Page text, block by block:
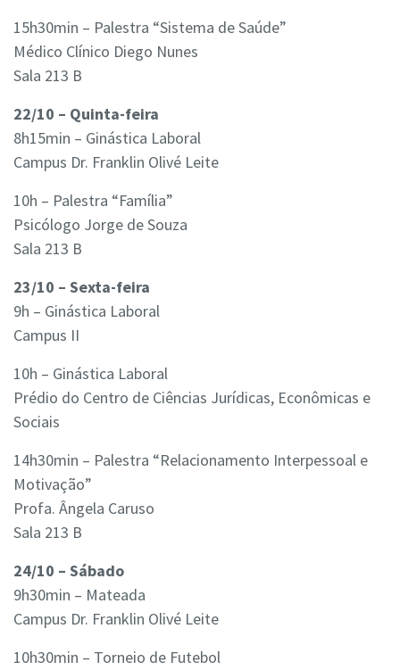
15h30min – Palestra “Sistema de Saúde”
Médico Clínico Diego Nunes
Sala 213 B
22/10 – Quinta-feira
8h15min – Ginástica Laboral
Campus Dr. Franklin Olivé Leite
10h – Palestra “Família”
Psicólogo Jorge de Souza
Sala 213 B
23/10 – Sexta-feira
9h – Ginástica Laboral
Campus II
10h – Ginástica Laboral
Prédio do Centro de Ciências Jurídicas, Econômicas e
Sociais
14h30min – Palestra “Relacionamento Interpessoal e
Motivação”
Profa. Ângela Caruso
Sala 213 B
24/10 – Sábado
9h30min – Mateada
Campus Dr. Franklin Olivé Leite
10h30min – Torneio de Futebol